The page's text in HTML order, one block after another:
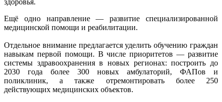
Ещё одно направление — развитие специализированной
медицинской помощи и реабилитации.
Отдельное внимание предлагается уделить обучению граждан
навыкам первой помощи. В числе приоритетов — развитие
системы здравоохранения в новых регионах: построить до
2030 года более 300 новых амбулаторий, ФАПов и
поликлиник, а также отремонтировать более 250
действующих медицинских объектов.